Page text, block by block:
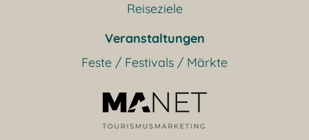
Reiseziele
Veranstaltungen
Feste / Festivals / Märkte